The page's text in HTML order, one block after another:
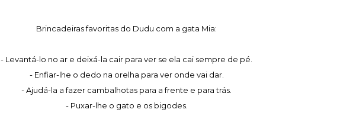
Brincadeiras favoritas do Dudu com a gata Mia:
- Levantá-lo no ar e deixá-la cair para ver se ela cai sempre de pé.
- Enfiar-lhe o dedo na orelha para ver onde vai dar.
- Ajudá-la a fazer cambalhotas para a frente e para trás.
- Puxar-lhe o gato e os bigodes.